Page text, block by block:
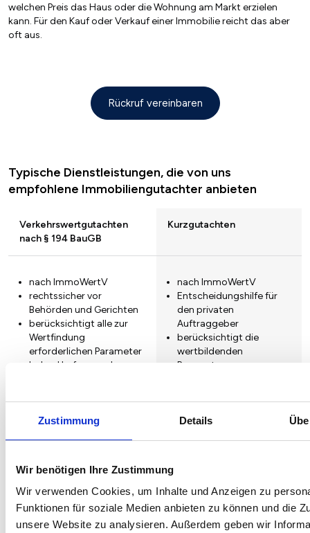
Zustimmung Details
Wir benötigen Ihre Zustimmung
Wir verwenden Cookies, um Inhalte und Anzeigen zu
Funktionen für soziale Medien anbieten zu können und die
unsere Website zu analysieren. Außerdem geben wir
welchen Preis das Haus oder die Wohnung am Markt erzielen
kann. Für den Kauf oder Verkauf einer Immobilie reicht das aber
oft aus.
Rückruf vereinbaren
Typische Dienstleistungen, die von uns
empfohlene Immobiliengutachter anbieten
Verkehrswertgutachten
nach § 194 BauGB
Kurzgutachten
nach ImmoWertV
rechtssicher vor
Behörden und Gerichten
berücksichtigt alle zur
Wertfindung
erforderlichen Parameter
hoher Umfang und
nach ImmoWertV
Entscheidungshilfe für
den privaten
Auftraggeber
berücksichtigt die
wertbildenden
Parameter
prüfen und plausibilisieren
Verkehrswertgutachten
hinsichtlich:
Immobilienbesichtigung
Begutachtung der
baulichen Substanz